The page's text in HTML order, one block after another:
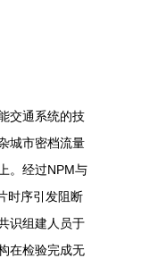
交通系统的技
城市密档流量
。经过NPM与
时序引发阻断
识组建人员于
在检验完成无